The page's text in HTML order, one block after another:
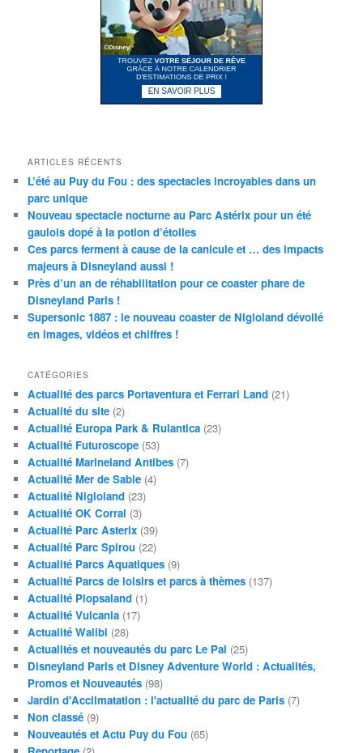
ARTICLES RÉCENTS
L’été au Puy du Fou : des spectacles incroyables dans un
parc unique
Nouveau spectacle nocturne au Parc Astérix pour un été
gaulois dopé à la potion d’étoiles
Ces parcs ferment à cause de la canicule et … des impacts
majeurs à Disneyland aussi !
Près d’un an de réhabilitation pour ce coaster phare de
Disneyland Paris !
Supersonic 1887 : le nouveau coaster de Nigloland dévoilé
en images, vidéos et chiffres !
CATÉGORIES
Actualité des parcs Portaventura et Ferrari Land (21)
Actualité du site (2)
Actualité Europa Park & Rulantica (23)
Actualité Futuroscope (53)
Actualité Marineland Antibes (7)
Actualité Mer de Sable (4)
Actualité Nigloland (23)
Actualité OK Corral (3)
Actualité Parc Asterix (39)
Actualité Parc Spirou (22)
Actualité Parcs Aquatiques (9)
Actualité Parcs de loisirs et parcs à thèmes (137)
Actualité Plopsaland (1)
Actualité Vulcania (17)
Actualité Walibi (28)
Actualités et nouveautés du parc Le Pal (25)
Disneyland Paris et Disney Adventure World : Actualités,
Promos et Nouveautés (98)
Jardin d'Acclimatation : l'actualité du parc de Paris (7)
Non classé (9)
Nouveautés et Actu Puy du Fou (65)